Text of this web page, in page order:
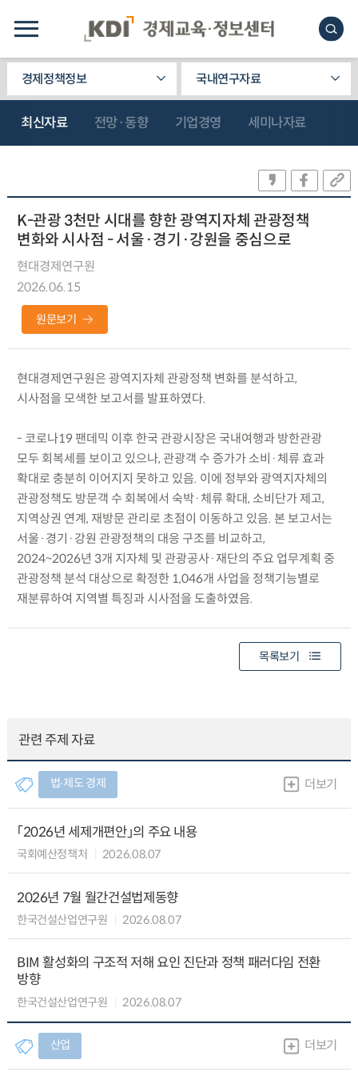
경제정책정보 국내연구자료
최신자료 전망·동향 기업경영 세미나자료
K-관광 3천만 시대를 향한 광역지자체 관광정책
변화와 시사점 - 서울·경기·강원을 중심으로
현대경제연구원
2026.06.15
원문보기
현대경제연구원은 광역지자체 관광정책 변화를 분석하고,
시사점을 모색한 보고서를 발표하였다.
- 코로나19 팬데믹 이후 한국 관광시장은 국내여행과 방한관광
모두 회복세를 보이고 있으나, 관광객 수 증가가 소비·체류 효과
확대로 충분히 이어지지 못하고 있음. 이에 정부와 광역지자체의
관광정책도 방문객 수 회복에서 숙박·체류 확대, 소비단가 제고,
지역상권 연계, 재방문 관리로 초점이 이동하고 있음. 본 보고서는
서울·경기·강원 관광정책의 대응 구조를 비교하고,
2024~2026년 3개 지자체 및 관광공사·재단의 주요 업무계획 중
관광정책 분석 대상으로 확정한 1,046개 사업을 정책기능별로
재분류하여 지역별 특징과 시사점을 도출하였음.
목록보기
관련 주제 자료
법∙제도 경제 더보기
「2026년 세제개편안」의 주요 내용
국회예산정책처 2026.08.07
2026년 7월 월간건설법제동향
한국건설산업연구원 2026.08.07
BIM 활성화의 구조적 저해 요인 진단과 정책 패러다임 전환
방향
한국건설산업연구원 2026.08.07
산업 더보기